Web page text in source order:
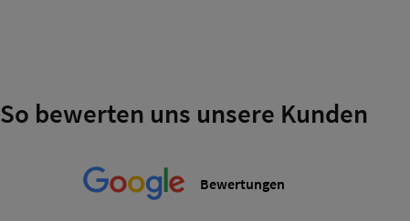
So bewerten uns unsere Kunden
Bewertungen